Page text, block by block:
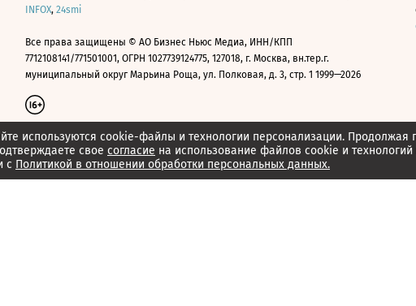
используются cookie-файлы и технологии персонализации. Продолжая
свое согласие на использование файлов cookie и
с Политикой в отношении обработки персональных данных.
INFOX, 24smi
Все права защищены © АО Бизнес Ньюс Медиа, ИНН/КПП
7712108141/771501001, ОГРН 1027739124775, 127018, г. Москва, вн.тер.г.
муниципальный округ Марьина Роща, ул. Полковая, д. 3, стр. 1 1999—2026